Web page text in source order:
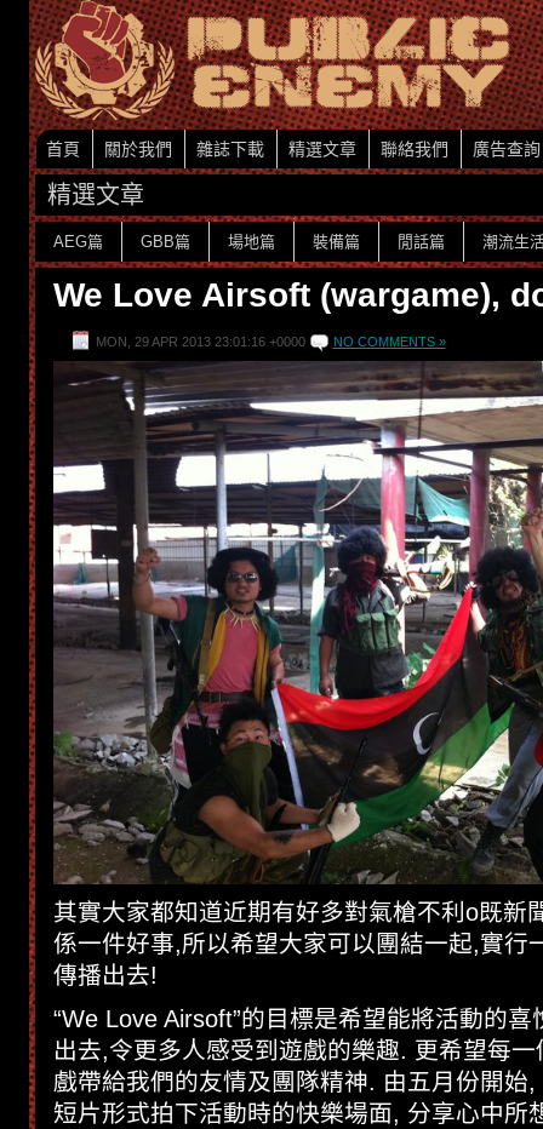
首頁 關於我們 雜誌下載 精選文章 聯絡我們 廣告查詢
精選文章
AEG篇 GBB篇 場地篇 裝備篇 閒話篇 潮流生
We Love Airsoft (wargame),
MON, 29 APR 2013 23:01:16 +0000 NO COMMENTS »
其實大家都知道近期有好多對氣槍不利o既新
係一件好事,所以希望大家可以團結一起,實行
傳播出去!
“We Love Airsoft”的目標是希望能將活動的
出去,令更多人感受到遊戲的樂趣. 更希望每
戲帶給我們的友情及團隊精神. 由五月份開始
短片形式拍下活動時的快樂場面, 分享心中所